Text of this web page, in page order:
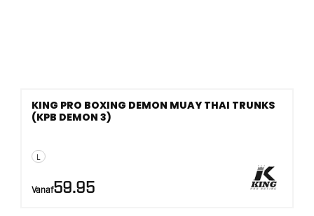
L
KING PRO BOXING DEMON MUAY THAI TRUNKS
(KPB DEMON 3)
Vanaf59.95